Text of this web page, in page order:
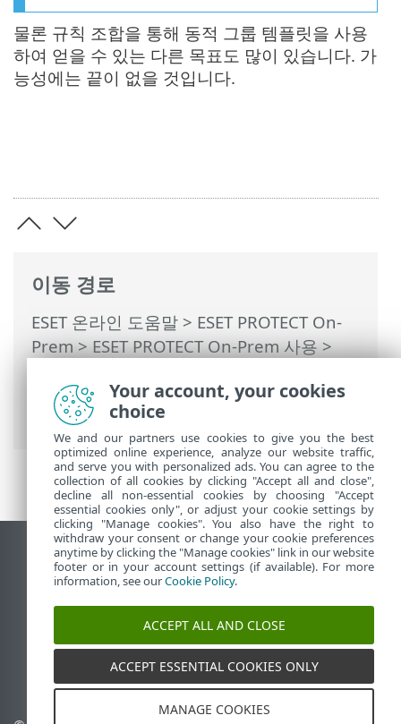
이동 경로
ESET 온라인 도움말 > ESET PROTECT On-
Prem>ESET PROTECT On-Prem 사용>
>동적 그룹 템플릿> 동적 그룹 템플릿 -
물론 규칙 조합을 통해 동적 그룹 템플릿을 사용
하여 얻을 수 있는 다른 목표도 많이 있습니다. 가
능성에는 끝이 없을 것입니다.
데스크톱 사이트 보기
End of Life
ESET 지식 베이스
ESET Status Portal
국가별 지원
Your account, your cookies
choice
We and our partners use cookies to give you the best
optimized online experience, analyze our website traffic,
and serve you with personalized ads. You can agree to the
collection of all cookies by clicking "Accept all and close",
decline all non-essential cookies by choosing "Accept
essential cookies only", or adjust your cookie settings by
clicking "Manage cookies". You also have the right to
withdraw your consent or change your cookie preferences
anytime by clicking the "Manage cookies" link in our website
footer or in your account settings (if available). For more
information, see ourCookie Policy.
ACCEPT ALL AND CLOSE
ACCEPT ESSENTIAL COOKIES ONLY
MANAGE COOKIES